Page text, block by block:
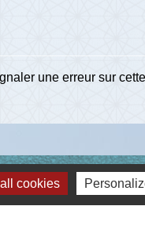
une erreur sur
cookies